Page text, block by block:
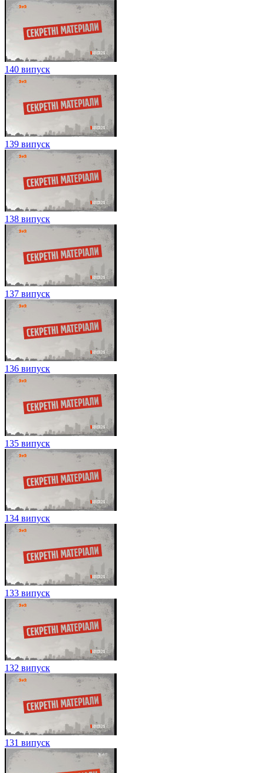
140 випуск
139 випуск
138 випуск
137 випуск
136 випуск
135 випуск
134 випуск
133 випуск
132 випуск
131 випуск